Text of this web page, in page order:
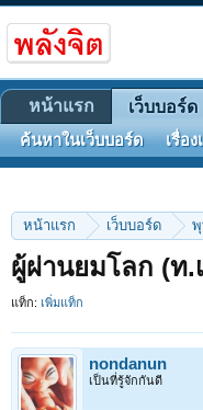
หน้าแรก เว็บบอร์ด
ผู้ผ่านยมโลก (ท.
แท็ก: เพิ่มแท็ก
nondanun
เป็นที่รู้จักกันดี
หน้าแรก เว็บบอร์ด
ค้นหาในเว็บบอร์ด เรื่อง